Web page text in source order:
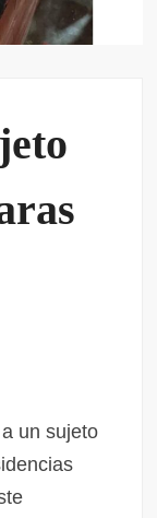
un sujeto